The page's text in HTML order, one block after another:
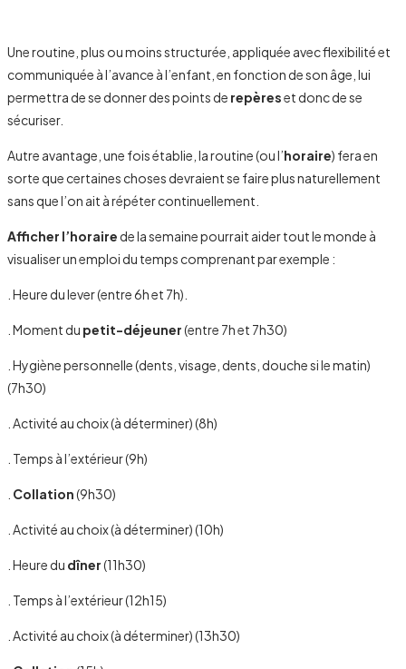
Une routine, plus ou moins structurée, appliquée avec flexibilité et
communiquée à l’avance à l’enfant, en fonction de son âge, lui
permettra de se donner des points de repèreset donc de se
sécuriser.
Autre avantage, une fois établie, la routine (ou l’horaire) fera en
sorte que certaines choses devraient se faire plus naturellement
sans que l’on ait à répéter continuellement.
Afficher l’horaire de la semaine pourrait aider tout le monde à
visualiser un emploi du temps comprenant par exemple :
. Heure du lever (entre 6h et 7h).
. Moment du petit-déjeuner(entre 7h et 7h30)
. Hygiène personnelle (dents, visage, dents, douche si le matin)
(7h30)
. Activité au choix (à déterminer) (8h)
. Temps à l’extérieur (9h)
Collation(9h30)
. Activité au choix (à déterminer) (10h)
. Heure du dîner(11h30)
. Temps à l’extérieur (12h15)
. Activité au choix (à déterminer) (13h30)